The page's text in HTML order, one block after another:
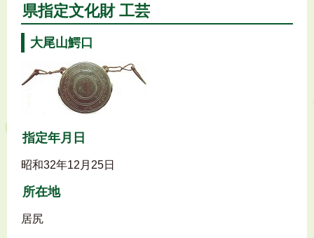
県指定文化財 工芸
大尾山鰐口
指定年月日
昭和32年12月25日
所在地
居尻